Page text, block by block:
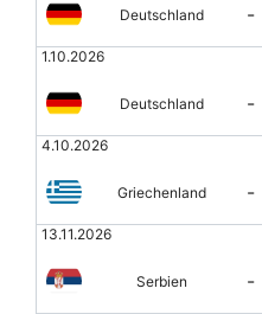
Deutschland -
1.10.2026
Deutschland -
4.10.2026
Griechenland -
13.11.2026
Serbien -